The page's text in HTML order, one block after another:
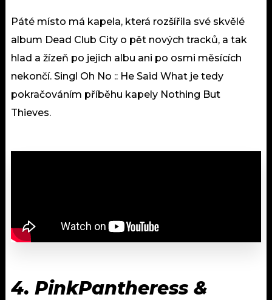
Páté místo má kapela, která rozšířila své skvělé
album Dead Club City o pět nových tracků, a tak
hlad a žízeň po jejich albu ani po osmi měsících
nekončí. Singl Oh No :: He Said What je tedy
pokračováním příběhu kapely Nothing But
Thieves.
4. PinkPantheress &